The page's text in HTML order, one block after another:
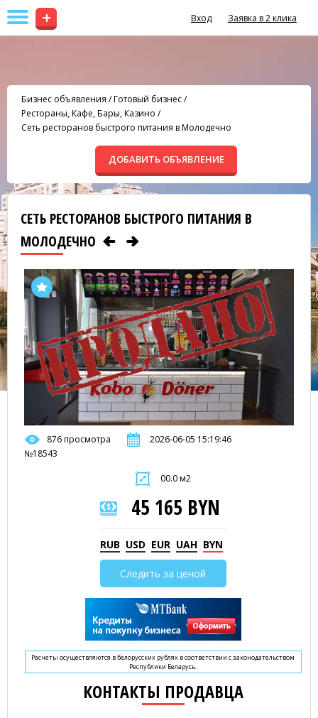
+ Вход Заявка в 2 клика
Бизнес объявления /Готовый бизнес/
Рестораны, Кафе, Бары, Казино /
Cеть ресторанов быстрого питания в Молодечно
ДОБАВИТЬ ОБЪЯВЛЕНИЕ
CЕТЬ РЕСТОРАНОВ БЫСТРОГО ПИТАНИЯ В
МОЛОДЕЧНО
876 просмотра
2026-06-05 15:19:46
№18543
00.0 м2
45 165 BYN
RUB USD EUR UAH BYN
Следить за ценой
Расчеты осуществляются в белорусских рублях в соответствии с законодательством
Республики Беларусь.
КОНТАКТЫ ПРОДАВЦА